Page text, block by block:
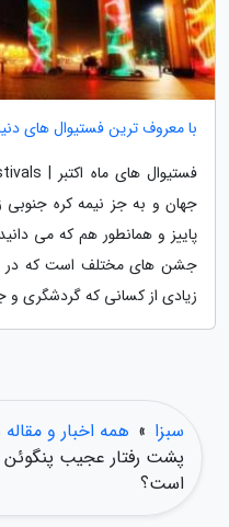
با معروف ترین فستیوال های
جهان و به جز نیمه کره
پاییز و همانطور هم که می
جشن های مختلف است که در
زیادی از کسانی که گردشگری و
سبزا » همه اخبار و
پشت رفتار عجیب پنگوئن
است؟